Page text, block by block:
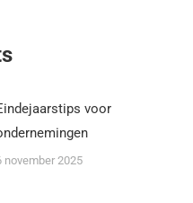
voor
november 2025